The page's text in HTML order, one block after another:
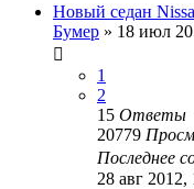
Новый седан
Бумер » 18 июл
1
2
15 Ответы
20779
Последнее
28 авг 2012,